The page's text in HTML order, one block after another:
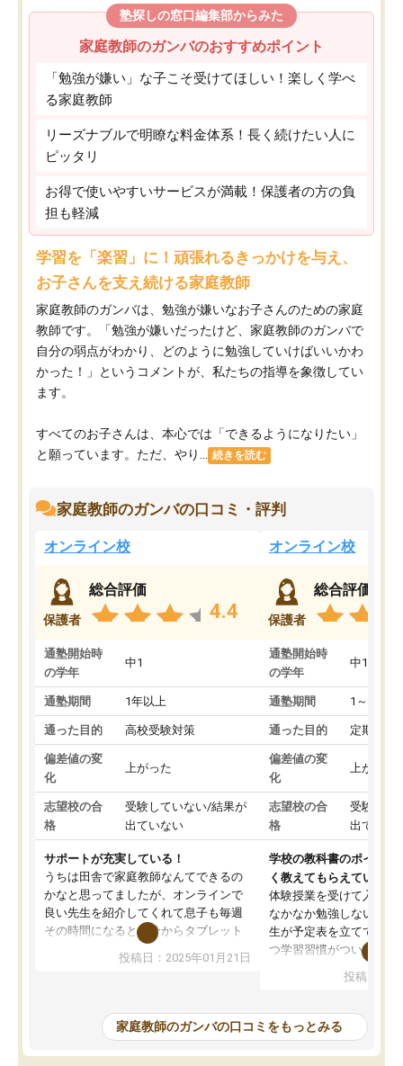
塾探しの窓口編集部からみた
家庭教師のガンバのおすすめポイント
「勉強が嫌い」な子こそ受けてほしい！楽しく学べ
る家庭教師
リーズナブルで明瞭な料金体系！長く続けたい人に
ピッタリ
お得で使いやすいサービスが満載！保護者の方の負
担も軽減
学習を「楽習」に！頑張れるきっかけを与え、
お子さんを支え続ける家庭教師
家庭教師のガンバは、勉強が嫌いなお子さんのための家庭
教師です。「勉強が嫌いだったけど、家庭教師のガンバで
自分の弱点がわかり、どのように勉強していけばいいかわ
かった！」というコメントが、私たちの指導を象徴してい
ます。
すべてのお子さんは、本心では「できるようになりたい」
と願っています。ただ、やり...
続きを読む
家庭教師のガンバの口コミ・評判
オンライン校
保護者
総合評価
4.4
通塾開始時
の学年
中1
通塾期間 1年以上
通った目的 高校受験対策
偏差値の変
化
上がった
志望校の合
格
受験していない/結果が
出ていない
サポートが充実している！
うちは田舎で家庭教師なんてできるの
かなと思ってましたが、オンラインで
良い先生を紹介してくれて息子も毎週
その時間になると自分からタブレット
を開いてzoomを繋げるようになりまし
た！5科目なんでもOKなのもとても気
めて1年ほどだった今では平均点以上の
科目が増えてきました！あと1年受験ま
であるので無料の週末教室を使用しな
投稿日：2025年01月21日
オンライン校
保護者
総合評価
通塾開始時
の学年
中1
通塾期間 1～3ヵ月
通った目的 定期テス
偏差値の変
化
上がった
志望校の合
格
受験して
出ていな
学校の教科書のポイント
く教えてもらえている
体験授業を受けて入塾し
なかなか勉強しない息子
生が予定表を立ててくれ
つ学習習慣がついてきま
指導が無い日も予定表
問できるのでとても助か
投稿日：
家庭教師のガンバの口コミをもっとみる